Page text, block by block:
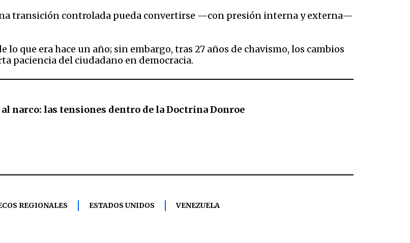
transición controlada pueda convertirse —con presión interna y externa—
lo que era hace un año; sin embargo, tras 27 años de chavismo, los cambios
paciencia del ciudadano en democracia.
narco: las tensiones dentro de la Doctrina Donroe
REGIONALES ESTADOS UNIDOS VENEZUELA